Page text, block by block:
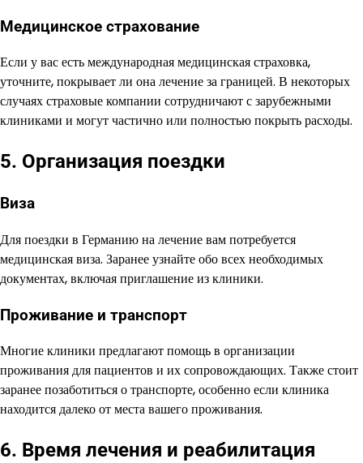
Медицинское страхование
Если у вас есть международная медицинская страховка,
уточните, покрывает ли она лечение за границей. В некоторых
случаях страховые компании сотрудничают с зарубежными
клиниками и могут частично или полностью покрыть расходы.
5. Организация поездки
Виза
Для поездки в Германию на лечение вам потребуется
медицинская виза. Заранее узнайте обо всех необходимых
документах, включая приглашение из клиники.
Проживание и транспорт
Многие клиники предлагают помощь в организации
проживания для пациентов и их сопровождающих. Также стоит
заранее позаботиться о транспорте, особенно если клиника
находится далеко от места вашего проживания.
6. Время лечения и реабилитация